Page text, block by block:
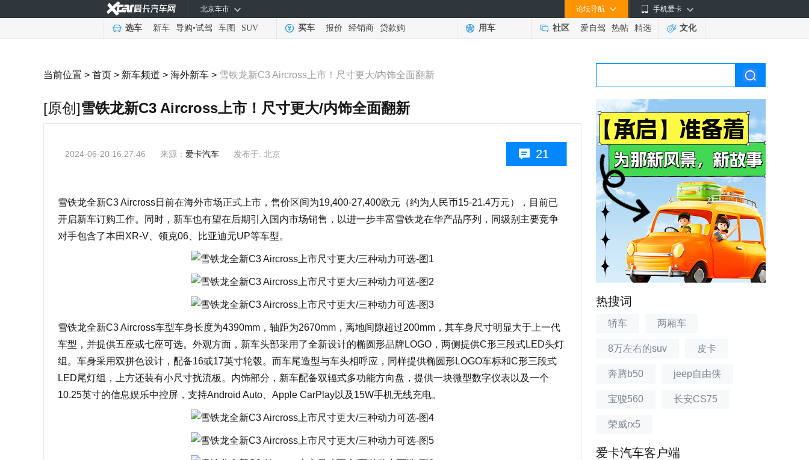
手机爱卡
论坛导航
北京车市
选车 新车 导购•试驾 车图 SUV 买车 报价 经销商 贷款购 用车 社区 爱自驾 热帖 精选 文化
当前位置 > 首页 > 新车频道 > 海外新车 > 雪铁龙新C3 Aircross上市！尺寸更大/内饰全面翻新
[原创]雪铁龙新C3 Aircross上市！尺寸更大/内饰全面翻新
21
2024-06-20 16:27:46 来源： 爱卡汽车 发布于: 北京
雪铁龙全新C3 Aircross日前在海外市场正式上市，售价区间为19,400-27,400欧元（约为人民币15-21.4万元），目前已
开启新车订购工作。同时，新车也有望在后期引入国内市场销售，以进一步丰富雪铁龙在华产品序列，同级别主要竞争
对手包含了本田XR-V、领克06、比亚迪元UP等车型。
雪铁龙全新C3 Aircross车型车身长度为4390mm，轴距为2670mm，离地间隙超过200mm，其车身尺寸明显大于上一代
车型，并提供五座或七座可选。外观方面，新车头部采用了全新设计的椭圆形品牌LOGO，两侧提供C形三段式LED头灯
组。车身采用双拼色设计，配备16或17英寸轮毂。而车尾造型与车头相呼应，同样提供椭圆形LOGO车标和C形三段式
LED尾灯组，上方还装有小尺寸扰流板。内饰部分，新车配备双辐式多功能方向盘，提供一块微型数字仪表以及一个
10.25英寸的信息娱乐中控屏，支持Android Auto、Apple CarPlay以及15W手机无线充电。
热搜词
轿车 两厢车
8万左右的suv 皮卡
奔腾b50 jeep自由侠
宝骏560 长安CS75
荣威rx5
爱卡汽车客户端